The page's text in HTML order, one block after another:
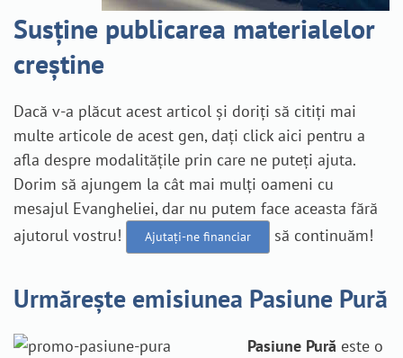
Susține publicarea materialelor
creștine
Dacă v-a plăcut acest articol și doriți să citiți mai
multe articole de acest gen, dați click aici pentru a
afla despre modalitățile prin care ne puteți ajuta.
Dorim să ajungem la cât mai mulți oameni cu
mesajul Evangheliei, dar nu putem face aceasta fără
ajutorul vostru!
Ajutați-ne financiar să continuăm!
Urmărește emisiunea Pasiune Pură
Pasiune Pură este o